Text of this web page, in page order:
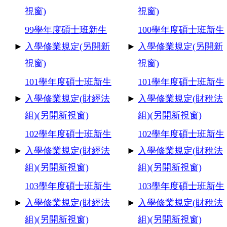
視窗)
視窗)
►
99學年度碩士班新生
入學修業規定(另開新
視窗)
►
100學年度碩士班新生
入學修業規定(另開新
視窗)
►
101學年度碩士班新生
入學修業規定(財經法
組)(另開新視窗)
►
101學年度碩士班新生
入學修業規定(財稅法
組)(另開新視窗)
►
102學年度碩士班新生
入學修業規定(財經法
組)(另開新視窗)
►
102學年度碩士班新生
入學修業規定(財稅法
組)(另開新視窗)
►
103學年度碩士班新生
入學修業規定(財經法
組)(另開新視窗)
►
103學年度碩士班新生
入學修業規定(財稅法
組)(另開新視窗)